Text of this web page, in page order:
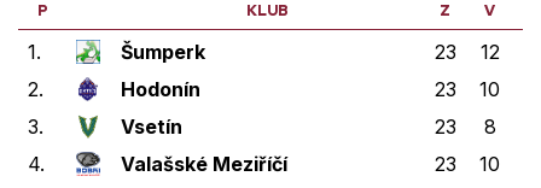
P KLUB Z V
1. Šumperk 23 12
2.
Hodonín 23 10
3.
Vsetín 23 8
4.
Valašské Meziříčí 23 10